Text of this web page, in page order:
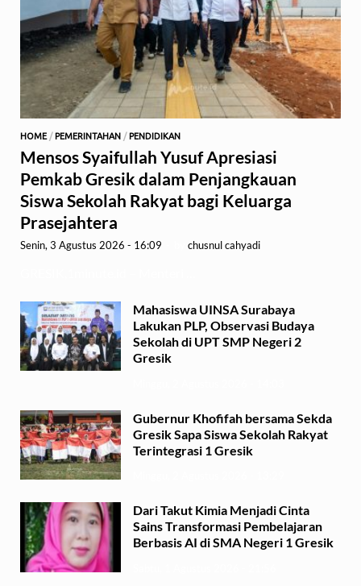
HOME /PEMERINTAHAN /PENDIDIKAN
Mensos Syaifullah Yusuf Apresiasi
Pemkab Gresik dalam Penjangkauan
Siswa Sekolah Rakyat bagi Keluarga
Prasejahtera
Senin, 3 Agustus 2026 - 16:09 chusnul cahyadi
Mahasiswa UINSA Surabaya
Lakukan PLP, Observasi Budaya
Sekolah di UPT SMP Negeri 2
Gresik
Gubernur Khofifah bersama Sekda
Gresik Sapa Siswa Sekolah Rakyat
Terintegrasi 1 Gresik
Dari Takut Kimia Menjadi Cinta
Sains Transformasi Pembelajaran
Berbasis AI di SMA Negeri 1 Gresik